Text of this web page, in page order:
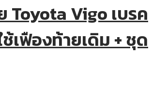
Toyota Vigo เบรค
เฟืองท้ายเดิม + ชุด